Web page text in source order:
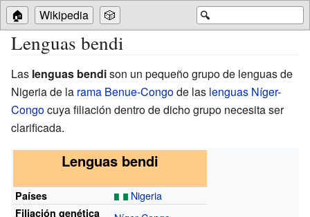
🔍
🏠 Wikipedia 🎲
Lenguas bendi
Las lenguas bendison un pequeño grupo de lenguas de
Nigeria de la rama Benue-Congode las lenguas Níger-
Congocuya filiación dentro de dicho grupo necesita ser
clarificada.
Lenguas bendi
Países Nigeria
Filiación genética